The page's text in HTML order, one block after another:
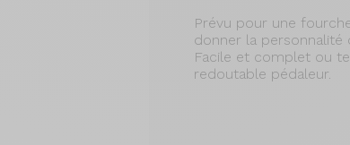
Prévu pour une
donner la personnalité
Facile et complet ou
redoutable pédaleur.